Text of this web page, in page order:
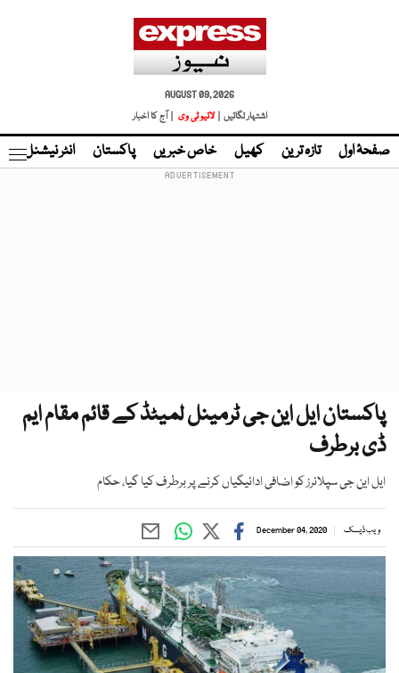
AUGUST 09, 2026
اشتہار لگائیں |
لائیو ٹی وی | آج کا اخبار
صفحۂ اول تازہ ترین کھیل خاص خبریں پاکستان انٹر نیشنل
پاکستان ایل این جی ٹرمینل لمیٹڈ کے قائم مقام ایم
ڈی برطرف
ایل این جی سپلائرز کو اضافی ادائیگیاں کرنے پر برطرف کیا گیا، حکام
ویب ڈیسک December 04, 2020